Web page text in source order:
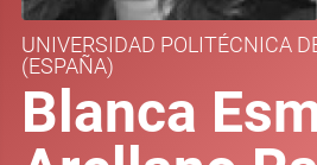
UNIVERSIDAD POLITÉCNICA
(ESPAÑA)
Blanca